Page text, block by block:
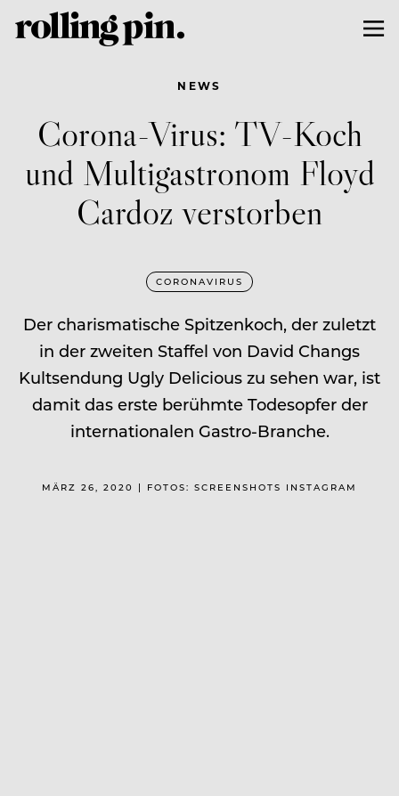
NEWS
Corona-Virus: TV-Koch
und Multigastronom Floyd
Cardoz verstorben
CORONAVIRUS
Der charismatische Spitzenkoch, der zuletzt
in der zweiten Staffel von David Changs
Kultsendung Ugly Delicious zu sehen war, ist
damit das erste berühmte Todesopfer der
internationalen Gastro-Branche.
MÄRZ 26, 2020 | FOTOS: SCREENSHOTS INSTAGRAM